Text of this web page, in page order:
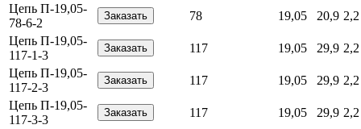
Цепь П-19,05-
78-6-2
78 19,05 20,9 2,2
Цепь П-19,05-
117-1-3
117 19,05 29,9 2,2
Цепь П-19,05-
117-2-3
117 19,05 29,9 2,2
Цепь П-19,05-
117-3-3
117 19,05 29,9 2,2